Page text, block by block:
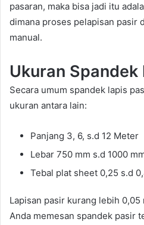
pasaran, maka bisa jadi itu
dimana proses pelapisan pasir
manual.
Ukuran Spandek
Secara umum spandek lapis
ukuran antara lain:
Panjang 3, 6, s.d 12 Meter
Lebar 750 mm s.d 1000
Tebal plat sheet 0,25 s.d
Lapisan pasir kurang lebih 0,05
Anda memesan spandek pasir